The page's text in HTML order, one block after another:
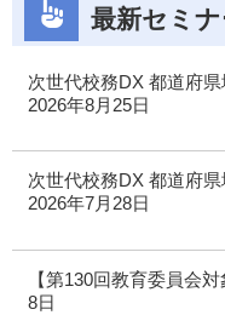
最新セミ
次世代校務DX 都道府
2026年8月25日
次世代校務DX 都道府
2026年7月28日
【第130回教育委員会
8日